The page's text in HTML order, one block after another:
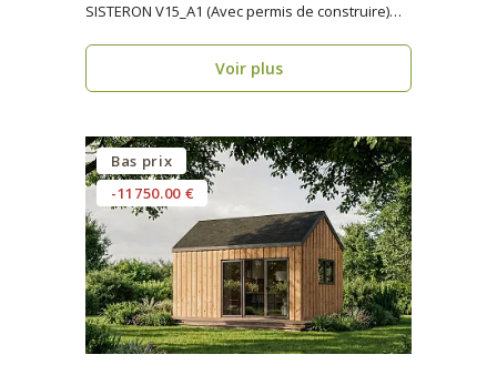
SISTERON V15_A1 (Avec permis de construire)
Voir plus
Bas prix
-11750.00 €